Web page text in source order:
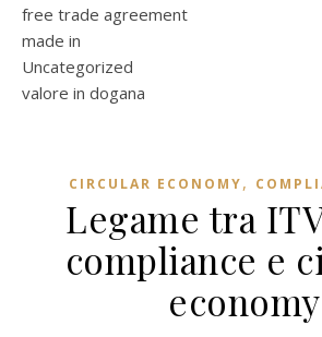
free trade agreement
made in
Uncategorized
valore in dogana
CIRCULAR ECONOMY,
Legame tra
compliance e
economy